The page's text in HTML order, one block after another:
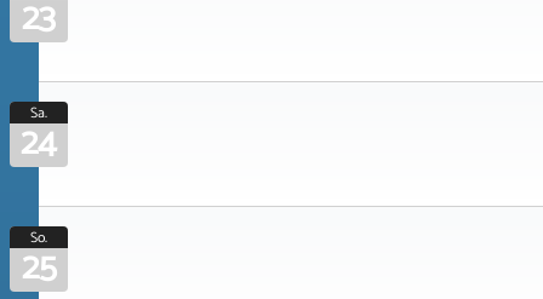
23
Sa.
24
So.
25